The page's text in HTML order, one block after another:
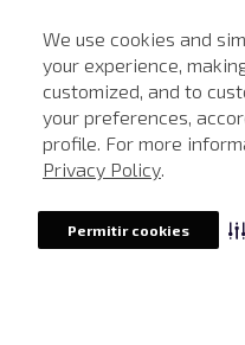
We use cookies and
your experience,
customized, and to
your preferences,
profile. For more
Privacy Policy.
Permitir cookies
NEWSLETTER
Cadastre seu e-mail para
Eu li, estou ciente das condições de